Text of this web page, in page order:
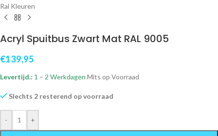
Ral Kleuren
Acryl Spuitbus Zwart Mat RAL 9005
€139,95
Levertijd.: 1 – 2 Werkdagen Mits op Voorraad
Slechts 2 resterend op voorraad
- +